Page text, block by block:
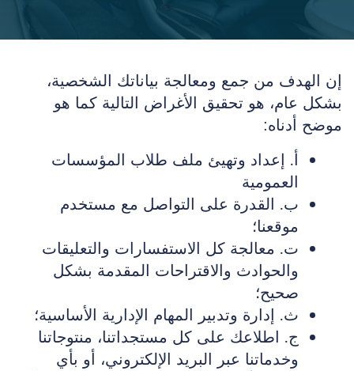
إن الهدف من جمع ومعالجة بياناتك الشخصية،
بشكل عام، هو تحقيق الأغراض التالية كما هو
موضح أدناه:
أ‌. إعداد وتهيئ ملف طلاب المؤسسات
العمومية
ب‌. القدرة على التواصل مع مستخدم
موقعنا؛
ت‌. معالجة كل الاستفسارات والتعليقات
والحوادث والاقتراحات المقدمة بشكل
صحيح؛
ث‌. إدارة وتدبير المهام الإدارية الأساسية؛
ج‌. اطلاعك على كل مستجداتنا، منتوجاتنا
وخدماتنا عبر البريد الإلكتروني، أو بأي